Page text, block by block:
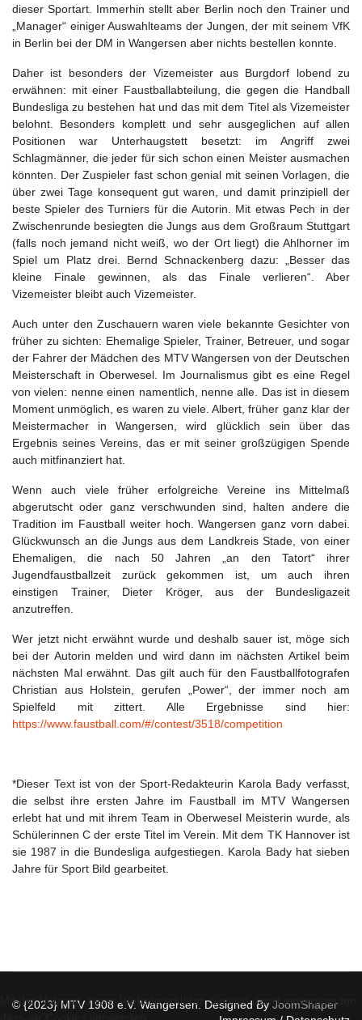
dieser Sportart. Immerhin stellt aber Berlin noch den Trainer und
„Manager“ einiger Auswahlteams der Jungen, der mit seinem VfK
in Berlin bei der DM in Wangersen aber nichts bestellen konnte.
Daher ist besonders der Vizemeister aus Burgdorf lobend zu
erwähnen: mit einer Faustballabteilung, die gegen die Handball
Bundesliga zu bestehen hat und das mit dem Titel als Vizemeister
belohnt. Besonders komplett und sehr ausgeglichen auf allen
Positionen war Unterhaugstett besetzt: im Angriff zwei
Schlagmänner, die jeder für sich schon einen Meister ausmachen
könnten. Der Zuspieler fast schon genial mit seinen Vorlagen, die
über zwei Tage konsequent gut waren, und damit prinzipiell der
beste Spieler des Turniers für die Autorin. Mit etwas Pech in der
Zwischenrunde besiegten die Jungs aus dem Großraum Stuttgart
(falls noch jemand nicht weiß, wo der Ort liegt) die Ahlhorner im
Spiel um Platz drei. Bernd Schnackenberg dazu: „Besser das
kleine Finale gewinnen, als das Finale verlieren“. Aber
Vizemeister bleibt auch Vizemeister.
Auch unter den Zuschauern waren viele bekannte Gesichter von
früher zu sichten: Ehemalige Spieler, Trainer, Betreuer, und sogar
der Fahrer der Mädchen des MTV Wangersen von der Deutschen
Meisterschaft in Oberwesel. Im Journalismus gibt es eine Regel
von vielen: nenne einen namentlich, nenne alle. Das ist in diesem
Moment unmöglich, es waren zu viele. Albert, früher ganz klar der
Meistermacher in Wangersen, wird glücklich sein über das
Ergebnis seines Vereins, das er mit seiner großzügigen Spende
auch mitfinanziert hat.
Wenn auch viele früher erfolgreiche Vereine ins Mittelmaß
abgerutscht oder ganz verschwunden sind, halten andere die
Tradition im Faustball weiter hoch. Wangersen ganz vorn dabei.
Glückwunsch an die Jungs aus dem Landkreis Stade, von einer
Ehemaligen, die nach 50 Jahren „an den Tatort“ ihrer
Jugendfaustballzeit zurück gekommen ist, um auch ihren
einstigen Trainer, Dieter Kröger, aus der Bundesligazeit
anzutreffen.
Wer jetzt nicht erwähnt wurde und deshalb sauer ist, möge sich
bei der Autorin melden und wird dann im nächsten Artikel beim
nächsten Mal erwähnt. Das gilt auch für den Faustballfotografen
Christian aus Holstein, gerufen „Power“, der immer noch am
Spielfeld mit zittert. Alle Ergebnisse sind hier:
https://www.faustball.com/#/contest/3518/competition
*Dieser Text ist von der Sport-Redakteurin Karola Bady verfasst,
die selbst ihre ersten Jahre im Faustball im MTV Wangersen
erlebt hat und mit ihrem Team in Oberwesel Meisterin wurde, als
Schülerinnen C der erste Titel im Verein. Mit dem TK Hannover ist
sie 1987 in die Bundesliga aufgestiegen. Karola Bady hat sieben
Jahre für Sport Bild gearbeitet.
© {2023} MTV 1908 e.V. Wangersen. Designed By JoomShaper
Mit der Nutzung dieser Website erklären Sie sich damit einverstanden,